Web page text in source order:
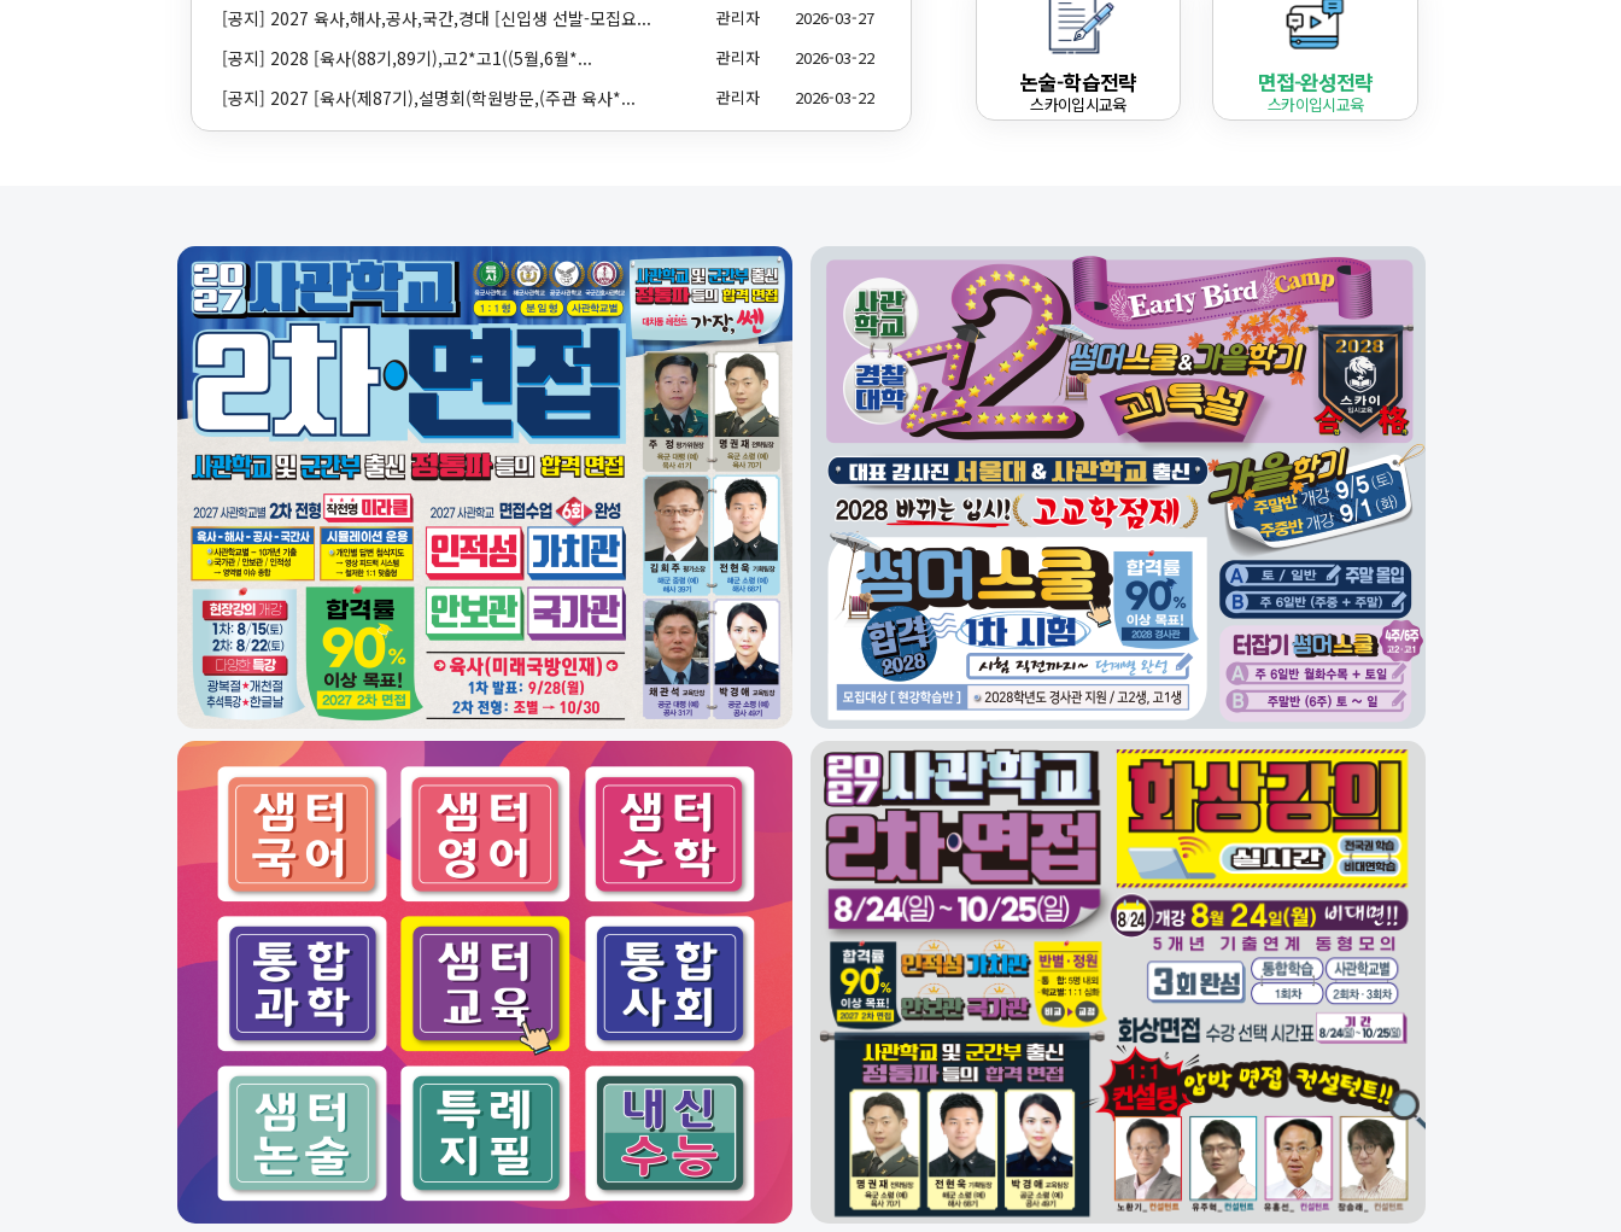
대학기초수학
· 대학기초수학
· 대학쌩 기초수학
· 쌩기초수학 패키지 1
2024 편입수학
· 대학별 편입수학 출제범위 안내
[편입] 수리통계학
[편입] 경제경영수학
[편입] 대학미적분학 1 2 3
[편입] 대학미적분학 1 2
[편입] 선형대수학
[편입] 미분방정식
[편입] 해석학
[편입] 공업수학 1
[편입] 공업수학 1+2
· 공대 편입수학 프리패스 1
· 공대 편입수학 프리패스 2
· 임용수학프리패스 5
<미적분학제외>
임용수학프리패스 5
· 공대생 수학프리패스 1
· 공대생 수학프리패스 2
· 경제경영 프리패스 1
· 경제경영 프리패스 2
[공지] 2027 육사,해사,공사,국간,경대 [신입생 선발-모집요... 관리자 2026-03-27
[공지] 2028 [육사(88기,89기),고2*고1((5월,6월*... 관리자 2026-03-22
[공지] 2027 [육사(제87기),설명회(학원방문,(주관 육사*... 관리자 2026-03-22 논술-학습전략
스카이입시교육
면접-완성전략
스카이입시교육